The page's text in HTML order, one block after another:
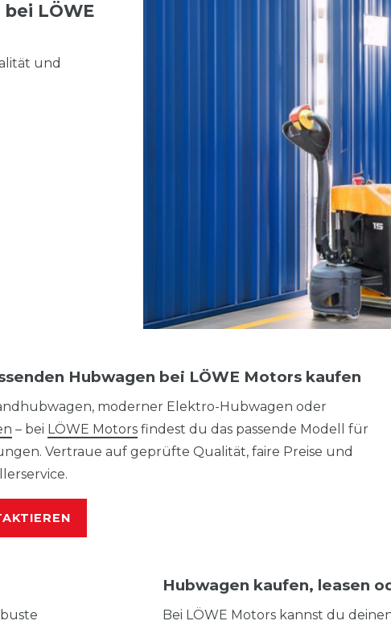
LÖWE
und
Hubwagen bei LÖWE Motors kaufen
moderner Elektro-Hubwagen oder
– bei LÖWE Motors findest du das passende Modell für
Vertraue auf geprüfte Qualität, faire Preise und
Hubwagen kaufen, leasen
Bei LÖWE Motors kannst du